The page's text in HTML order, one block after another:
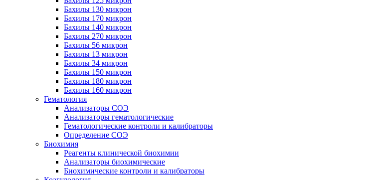
Бахилы 130 микрон
Бахилы 170 микрон
Бахилы 140 микрон
Бахилы 270 микрон
Бахилы 56 микрон
Бахилы 13 микрон
Бахилы 34 микрон
Бахилы 150 микрон
Бахилы 180 микрон
Бахилы 160 микрон
Гематология
Анализаторы СОЭ
Анализаторы гематологические
Гематологические контроли и калибраторы
Определение СОЭ
Биохимия
Реагенты клинической биохимии
Анализаторы биохимические
Биохимические контроли и калибраторы